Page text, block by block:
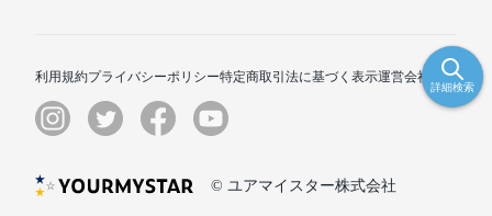
詳細検索
利用規約プライバシーポリシー特定商取引法に基づく表示運営会社
© ユアマイスター株式会社